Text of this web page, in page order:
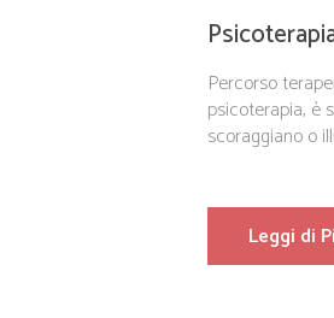
Percorso
psicoterapia, è
scoraggiano o
Leggi di